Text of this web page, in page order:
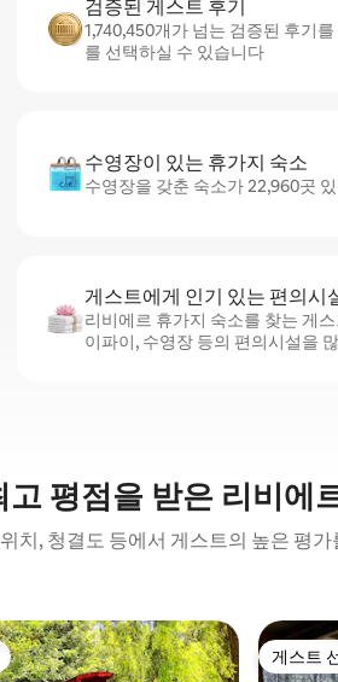
검증된 게스트 후기
1,740,450개가 넘는 검증된 후기
를 선택하실 수 있습니다
수영장이 있는 휴가지 숙소
수영장을 갖춘 숙소가 22,960곳
게스트에게 인기 있는 편의시
리비에르 휴가지 숙소를 찾는 게
이파이, 수영장 등의 편의시설을
고 평점을 받은 리비에
위치, 청결도 등에서 게스트의 높은 평
게스트
게스트